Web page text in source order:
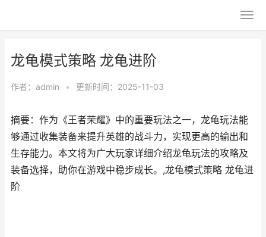
龙龟模式策略 龙龟进阶
作者： admin • 更新时间：2025-11-03
摘要：作为《王者荣耀》中的重要玩法之一，龙龟玩法能
够通过收集装备来提升英雄的战斗力，实现更高的输出和
生存能力。本文将为广大玩家详细介绍龙龟玩法的攻略及
装备选择，助你在游戏中稳步成长。,龙龟模式策略 龙龟进
阶